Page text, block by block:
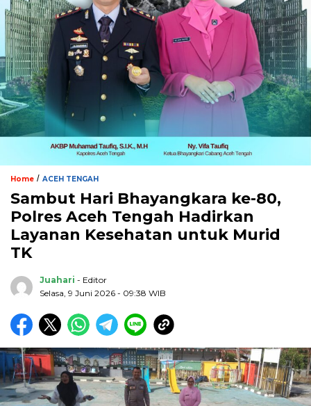
Home / ACEH TENGAH
Sambut Hari Bhayangkara ke-80,
Polres Aceh Tengah Hadirkan
Layanan Kesehatan untuk Murid
TK
Juahari - Editor
Selasa, 9 Juni 2026 - 09:38 WIB